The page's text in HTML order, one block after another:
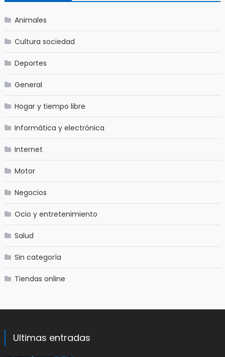
Animales
Cultura sociedad
Deportes
General
Hogar y tiempo libre
Informática y electrónica
Internet
Motor
Negocios
Ocio y entretenimiento
Salud
Sin categoría
Tiendas online
Ultimas entradas